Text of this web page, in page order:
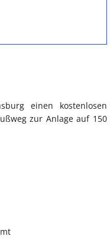
einen kostenlosen
zur Anlage auf 150